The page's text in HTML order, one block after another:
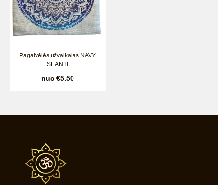
Pagalvėlės užvalkalas NAVY
SHANTI
nuo €5.50